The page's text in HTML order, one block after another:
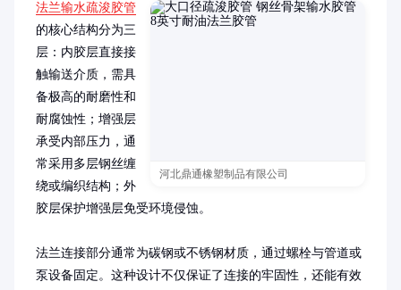
河北鼎通橡塑制品有限公司
法兰输水疏浚胶管
的核心结构分为三
层：内胶层直接接
触输送介质，需具
备极高的耐磨性和
耐腐蚀性；增强层
承受内部压力，通
常采用多层钢丝缠
绕或编织结构；外
胶层保护增强层免受环境侵蚀。
法兰连接部分通常为碳钢或不锈钢材质，通过螺栓与管道或
泵设备固定。这种设计不仅保证了连接的牢固性，还能有效